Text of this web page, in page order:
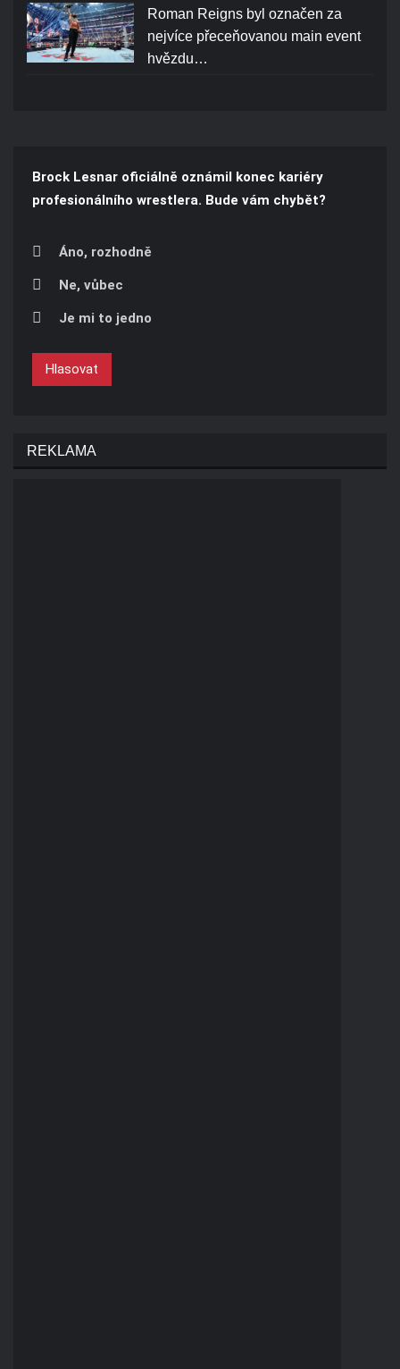
Roman Reigns byl označen za
nejvíce přeceňovanou main event
hvězdu…
Brock Lesnar oficiálně oznámil konec kariéry
profesionálního wrestlera. Bude vám chybět?
Áno, rozhodně
Ne, vůbec
Je mi to jedno
Hlasovat
REKLAMA